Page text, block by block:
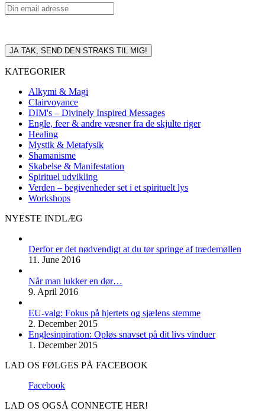
KATEGORIER
Alkymi & Magi
Clairvoyance
DIM's – Divinely Inspired Messages
Engle, feer & andre væsner fra de skjulte riger
Healing
Mystik & Metafysik
Shamanisme
Skabelse & Manifestation
Spirituel udvikling
Verden – begivenheder set i et spirituelt lys
Workshops
NYESTE INDLÆG
Derfor er det nødvendigt at du tør springe af trædemøllen
11. June 2016
Når man lukker en dør…
9. April 2016
EU-valg: Fokus på hjertets og sjælens stemme
2. December 2015
Englesinpiration: Opløs snavset på dit livs vinduer
1. December 2015
LAD OS FØLGES PÅ FACEBOOK
Facebook
LAD OS OGSÅ CONNECTE HER!